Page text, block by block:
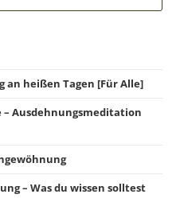
an heißen Tagen [Für Alle]
Ausdehnungsmeditation
– Was du wissen solltest